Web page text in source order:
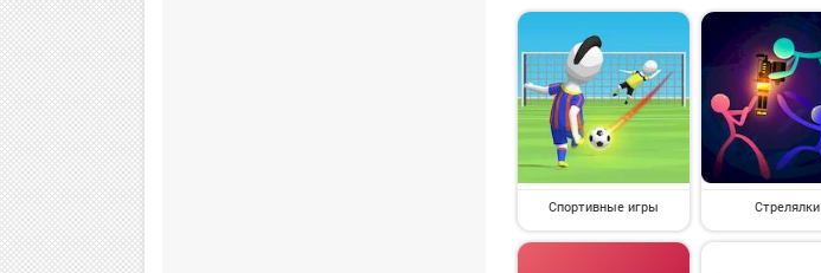
Спортивные игры Стрелялки